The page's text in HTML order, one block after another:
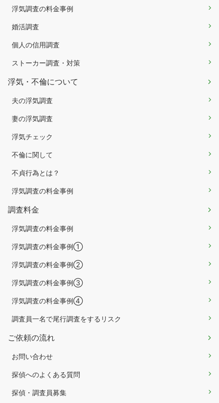
浮気調査の料金事例
婚活調査
個人の信用調査
ストーカー調査・対策
浮気・不倫について
夫の浮気調査
妻の浮気調査
浮気チェック
不倫に関して
不貞行為とは？
浮気調査の料金事例
調査料金
浮気調査の料金事例
浮気調査の料金事例①
浮気調査の料金事例②
浮気調査の料金事例③
浮気調査の料金事例④
調査員一名で尾行調査をするリスク
ご依頼の流れ
お問い合わせ
探偵へのよくある質問
探偵・調査員募集